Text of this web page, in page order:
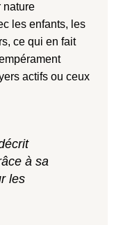
nature
les enfants, les
ce qui en fait
actifs ou ceux
à sa
les